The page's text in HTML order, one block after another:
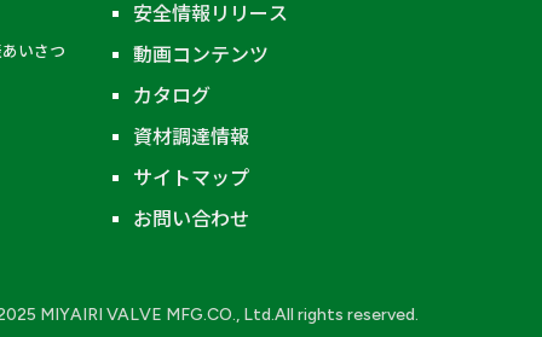
グローブ弁（玉形弁）
ストレーナ
エクセスフローバルブ
いさつ
安全情報リリース
動画コンテンツ
カタログ
資材調達情報
サイトマップ
お問い合わせ
MIYAIRI VALVE MFG.CO., Ltd.All rights reserved.